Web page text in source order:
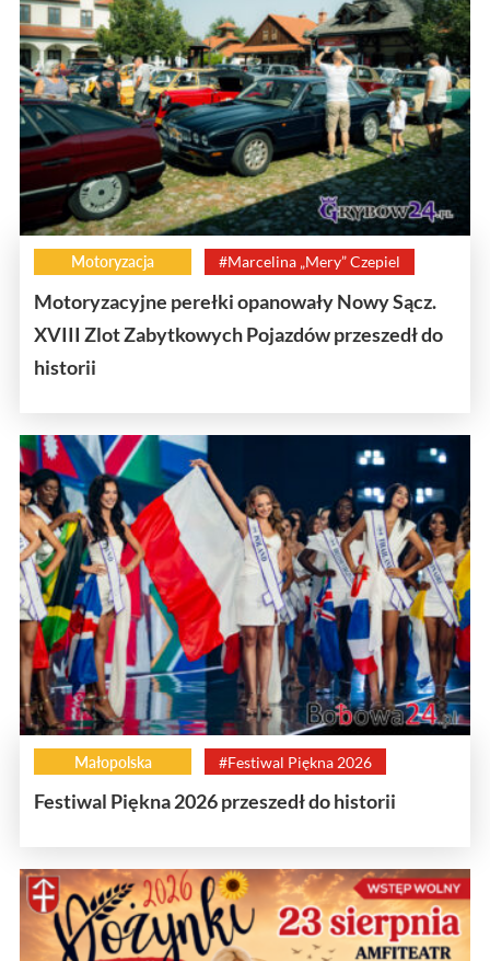
Motoryzacja #Marcelina „Mery” Czepiel
Motoryzacyjne perełki opanowały Nowy Sącz.
XVIII Zlot Zabytkowych Pojazdów przeszedł do
historii
Małopolska #Festiwal Piękna 2026
Festiwal Piękna 2026 przeszedł do historii